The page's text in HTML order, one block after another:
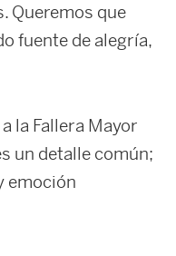
Queremos que
fuente de alegría,
la Fallera Mayor
un detalle común;
emoción